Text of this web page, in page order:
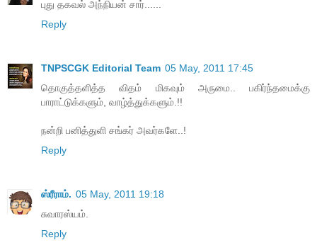
புது தகவல் அந்நியன் சார்......
Reply
TNPSCGK Editorial Team 05 May, 2011 17:45
தொகுத்தளித்த விதம் மிகவும் அருமை.. பகிர்ந்தமைக்கு
பாராட்டுக்களும், வாழ்த்துக்களும்.!!
நன்றி பனித்துளி சங்கர் அவர்களே..!
Reply
ஸ்ரீராம். 05 May, 2011 19:18
சுவாரஸ்யம்.
Reply